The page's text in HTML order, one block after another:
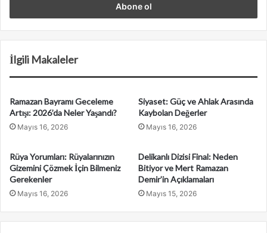
s
t
a
s
n
z
i
g
i
İlgili Makaleler
Ramazan Bayramı Geceleme
Artışı: 2026’da Neler Yaşandı?
Mayıs 16, 2026
Siyaset: Güç ve Ahlak Arasında
Kaybolan Değerler
Mayıs 16, 2026
Rüya Yorumları: Rüyalarınızın
Gizemini Çözmek İçin Bilmeniz
Gerekenler
Mayıs 16, 2026
Delikanlı Dizisi Final: Neden
Bitiyor ve Mert Ramazan
Demir’in Açıklamaları
Mayıs 15, 2026